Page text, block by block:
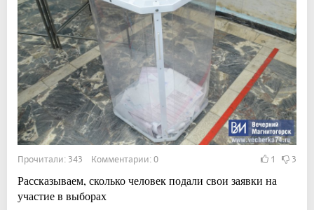
Прочитали: 343 Комментарии: 0 1 3
Рассказываем, сколько человек подали свои заявки на
участие в выборах